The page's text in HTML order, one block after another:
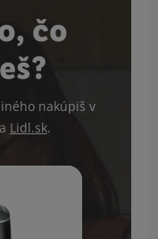
čo
nakúpiš v
Lidl.sk.